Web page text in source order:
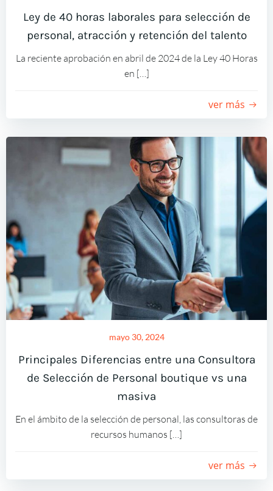
Ley de 40 horas laborales para selección de
personal, atracción y retención del talento
La reciente aprobación en abril de 2024 de la Ley 40 Horas
en […]
ver más
mayo 30, 2024
Principales Diferencias entre una Consultora
de Selección de Personal boutique vs una
masiva
En el ámbito de la selección de personal, las consultoras de
recursos humanos […]
ver más